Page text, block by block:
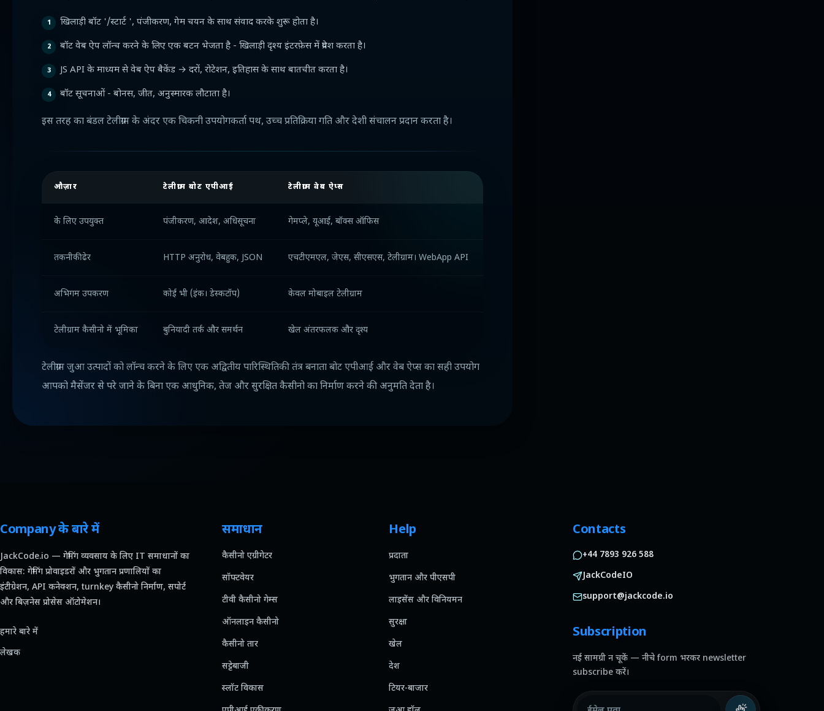
खिलाड़ी बॉट '/स्टार्ट ', पंजीकरण, गेम चयन के साथ संवाद करके शुरू होता है।
बॉट वेब ऐप लॉन्च करने के लिए एक बटन भेजता है - खिलाड़ी दृश्य इंटरफ़ेस में प्रवेश करता है।
JS API के माध्यम से वेब ऐप बैकेंड → दरों, रोटेशन, इतिहास के साथ बातचीत करता है।
बॉट सूचनाओं - बोनस, जीत, अनुस्मारक लौटाता है।
इस तरह का बंडल टेलीग्राम के अंदर एक चिकनी उपयोगकर्ता पथ, उच्च प्रतिक्रिया गति और देशी संचालन प्रदान करता है।
औज़ार टेलीग्राम बोट एपीआई टेलीग्राम वेब ऐप्स
के लिए उपयुक्त पंजीकरण, आदेश, अधिसूचना गेमप्ले, यूआई, बॉक्स ऑफिस
तकनीकी ढेर HTTP अनुरोध, वेबहुक, JSON एचटीएमएल, जेएस, सीएसएस, टेलीग्राम। WebApp API
अभिगम उपकरण कोई भी (इंक। डेस्कटॉप) केवल मोबाइल टेलीग्राम
टेलीग्राम कैसीनो में भूमिका बुनियादी तर्क और समर्थन खेल अंतरफलक और दृश्य
टेलीग्राम जुआ उत्पादों को लॉन्च करने के लिए एक अद्वितीय पारिस्थितिकी तंत्र बनाता बोट एपीआई और वेब ऐप्स का सही उपयोग
आपको मैसेंजर से परे जाने के बिना एक आधुनिक, तेज और सुरक्षित कैसीनो का निर्माण करने की अनुमति देता है।
Company के बारे में
JackCode.io — गेमिंग व्यवसाय के लिए IT समाधानों का
विकास: गेमिंग प्रोवाइडरों और भुगतान प्रणालियों का
इंटीग्रेशन, API कनेक्शन, turnkey कैसीनो निर्माण, सपोर्ट
और बिज़नेस प्रोसेस ऑटोमेशन।
हमारे बारे में
लेखक
समाधान
कैसीनो एग्रीगेटर
सॉफ्टवेयर
टीवी कैसीनो गेम्स
ऑनलाइन कैसीनो
कैसीनो तार
सट्टेबाजी
स्लॉट विकास
Help
प्रदाता
भुगतान और पीएसपी
लाइसेंस और विनियमन
सुरक्षा
खेल
देश
टियर-बाजार
Contacts
+44 7893 926 588
JackCodeIO
support@jackcode.io
Subscription
नई सामग्री न चूकें — नीचे form भरकर newsletter
subscribe करें।